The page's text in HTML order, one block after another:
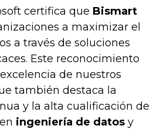
certifica que Bismart
a maximizar el
a través de soluciones
Este reconocimiento
de nuestros
también destaca la
y la alta cualificación de
ingeniería de datos y